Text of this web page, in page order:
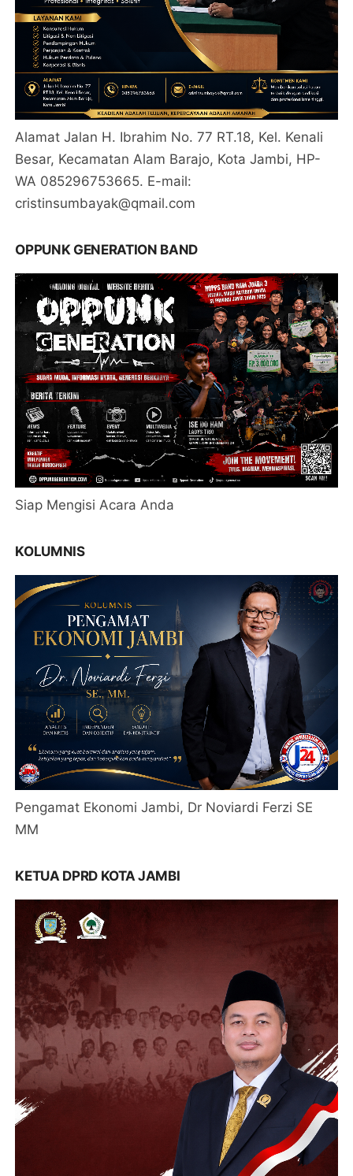
Alamat Jalan H. Ibrahim No. 77 RT.18, Kel. Kenali
Besar, Kecamatan Alam Barajo, Kota Jambi, HP-
WA 085296753665. E-mail:
cristinsumbayak@qmail.com
OPPUNK GENERATION BAND
Siap Mengisi Acara Anda
KOLUMNIS
Pengamat Ekonomi Jambi, Dr Noviardi Ferzi SE
MM
KETUA DPRD KOTA JAMBI